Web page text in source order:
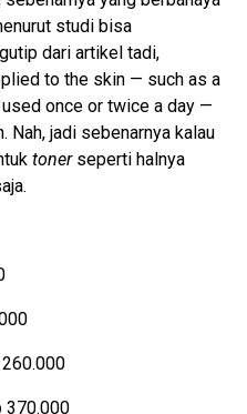
studi bisa
dari artikel tadi,
to the skin — such as a
once or twice a day —
jadi sebenarnya kalau
toner seperti halnya
370.000